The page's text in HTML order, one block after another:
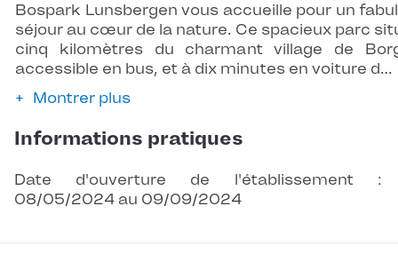
Bospark Lunsbergen vous accueille pour un
séjour au cœur de la nature. Ce spacieux parc
cinq kilomètres du charmant village de
accessible en bus, et à dix minutes en voiture d…
Montrer plus
Informations pratiques
Date d'ouverture de l'établissement :
08/05/2024 au 09/09/2024